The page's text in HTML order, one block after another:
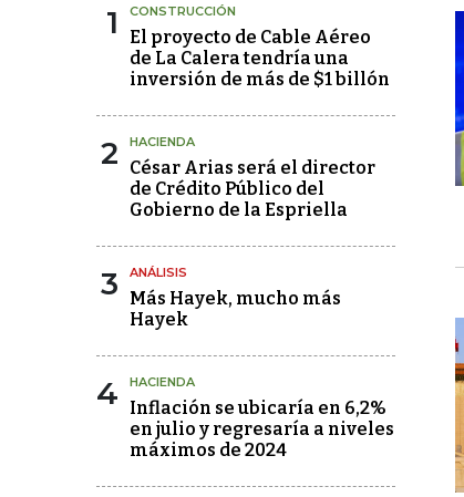
1 CONSTRUCCIÓN
El proyecto de Cable Aéreo
de La Calera tendría una
inversión de más de $1 billón
2 HACIENDA
César Arias será el director
de Crédito Público del
Gobierno de la Espriella
3 ANÁLISIS
Más Hayek, mucho más
Hayek
4 HACIENDA
Inflación se ubicaría en 6,2%
en julio y regresaría a niveles
máximos de 2024